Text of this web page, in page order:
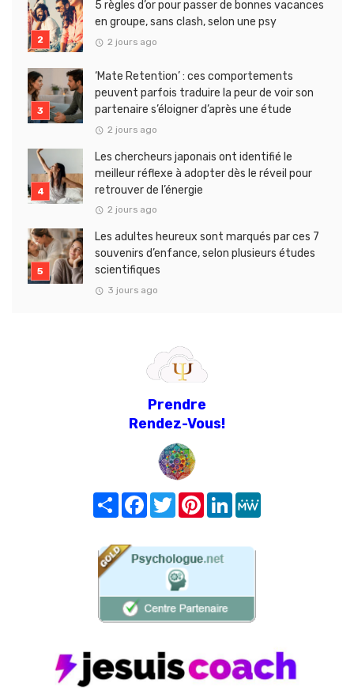
5 règles d’or pour passer de bonnes vacances
en groupe, sans clash, selon une psy
2 jours ago
‘Mate Retention’ : ces comportements
peuvent parfois traduire la peur de voir son
partenaire s’éloigner d’après une étude
2 jours ago
Les chercheurs japonais ont identifié le
meilleur réflexe à adopter dès le réveil pour
retrouver de l’énergie
2 jours ago
Les adultes heureux sont marqués par ces 7
souvenirs d’enfance, selon plusieurs études
scientifiques
3 jours ago
Prendre
Rendez-Vous!
Share FacebookTwitterPinterest
LinkedIn